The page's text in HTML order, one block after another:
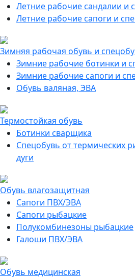
Летние рабочие сандалии и
Летние рабочие сапоги и
Зимняя рабочая обувь и
Зимние рабочие ботинки и
Зимние рабочие сапоги и
Обувь валяная, ЭВА
Термостойкая обувь
Ботинки сварщика
Спецобувь от термических
дуги
Обувь влагозащитная
Сапоги ПВХ/ЭВА
Сапоги рыбацкие
Полукомбинезоны рыбацкие
Галоши ПВХ/ЭВА
Обувь медицинская